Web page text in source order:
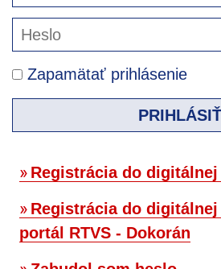
Zapamätať prihlásenie
PRIHLÁSIŤ
Registrácia do
Registrácia do
portál RTVS - Dokorán